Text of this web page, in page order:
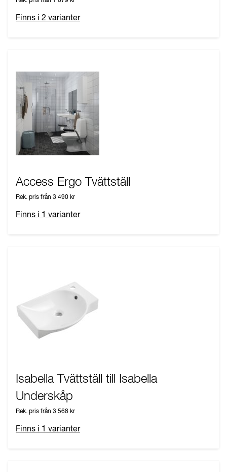
Finns i 2 varianter
Access Ergo Tvättställ
Rek. pris från 3 490 kr
Finns i 1 varianter
Isabella Tvättställ till Isabella
Underskåp
Rek. pris från 3 568 kr
Finns i 1 varianter